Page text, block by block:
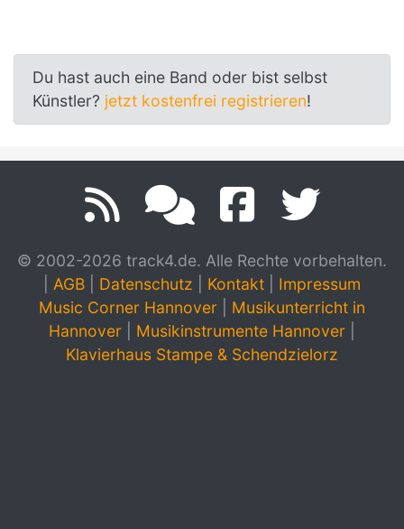
Du hast auch eine Band oder bist selbst
Künstler? jetzt kostenfrei registrieren!
© 2002-2026 track4.de. Alle Rechte vorbehalten.
AGB Datenschutz Kontakt
Impressum
Music Corner Hannover
Musikunterricht in
Hannover
Musikinstrumente Hannover
Klavierhaus Stampe & Schendzielorz